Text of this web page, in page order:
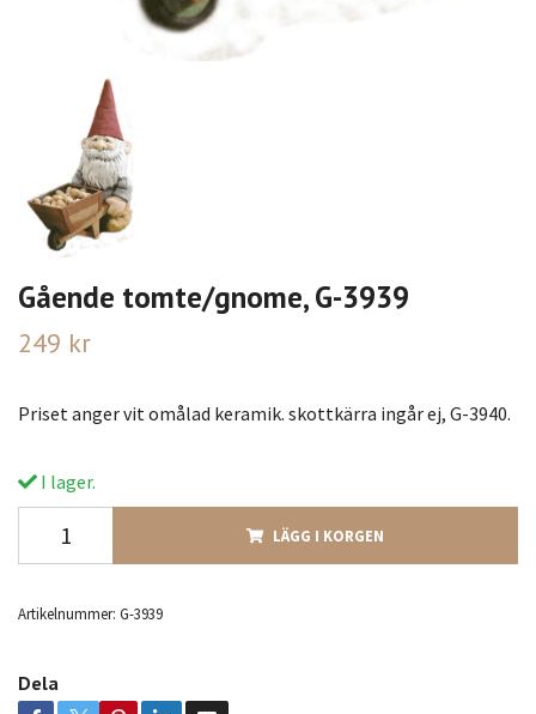
Gående tomte/gnome, G-3939
249 kr
Priset anger vit omålad keramik. skottkärra ingår ej, G-3940.
I lager.
LÄGG I KORGEN
Artikelnummer: G-3939
Dela